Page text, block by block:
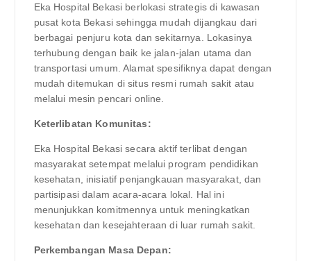
Eka Hospital Bekasi berlokasi strategis di kawasan
pusat kota Bekasi sehingga mudah dijangkau dari
berbagai penjuru kota dan sekitarnya. Lokasinya
terhubung dengan baik ke jalan-jalan utama dan
transportasi umum. Alamat spesifiknya dapat dengan
mudah ditemukan di situs resmi rumah sakit atau
melalui mesin pencari online.
Keterlibatan Komunitas:
Eka Hospital Bekasi secara aktif terlibat dengan
masyarakat setempat melalui program pendidikan
kesehatan, inisiatif penjangkauan masyarakat, dan
partisipasi dalam acara-acara lokal. Hal ini
menunjukkan komitmennya untuk meningkatkan
kesehatan dan kesejahteraan di luar rumah sakit.
Perkembangan Masa Depan: